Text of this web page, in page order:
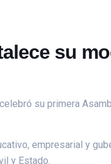
su
su primera
empresarial y
y Estado.